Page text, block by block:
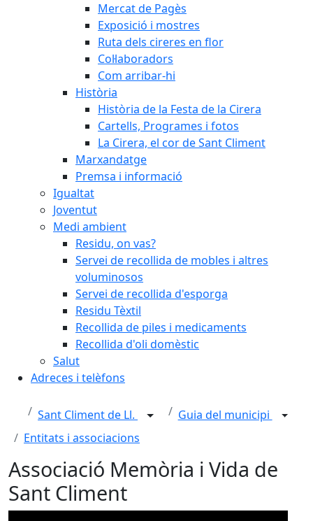
Mercat de Pagès
Exposició i mostres
Ruta dels cireres en flor
Col·laboradors
Com arribar-hi
Història
Història de la Festa de la Cirera
Cartells, Programes i fotos
La Cirera, el cor de Sant Climent
Marxandatge
Premsa i informació
Igualtat
Joventut
Medi ambient
Residu, on vas?
Servei de recollida de mobles i altres
voluminosos
Servei de recollida d'esporga
Residu Tèxtil
Recollida de piles i medicaments
Recollida d'oli domèstic
Salut
Adreces i telèfons
Sant Climent de Ll.
Guia del municipi
Entitats i associacions
Associació Memòria i Vida de
Sant Climent